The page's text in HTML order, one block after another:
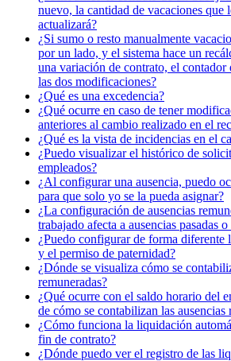
nuevo, la cantidad de vacaciones que
actualizará?
¿Si sumo o resto manualmente
por un lado, y el sistema hace un
una variación de contrato, el contador
las dos modificaciones?
¿Qué es una excedencia?
¿Qué ocurre en caso de tener
anteriores al cambio realizado en el
¿Qué es la vista de incidencias en el
¿Puedo visualizar el histórico de
empleados?
¿Al configurar una ausencia, puedo
para que solo yo se la pueda asignar?
¿La configuración de ausencias
trabajado afecta a ausencias pasadas
¿Puedo configurar de forma diferente
y el permiso de paternidad?
¿Dónde se visualiza cómo se
remuneradas?
¿Qué ocurre con el saldo horario del
de cómo se contabilizan las ausencias
¿Cómo funciona la liquidación
fin de contrato?
¿Dónde puedo ver el registro de las